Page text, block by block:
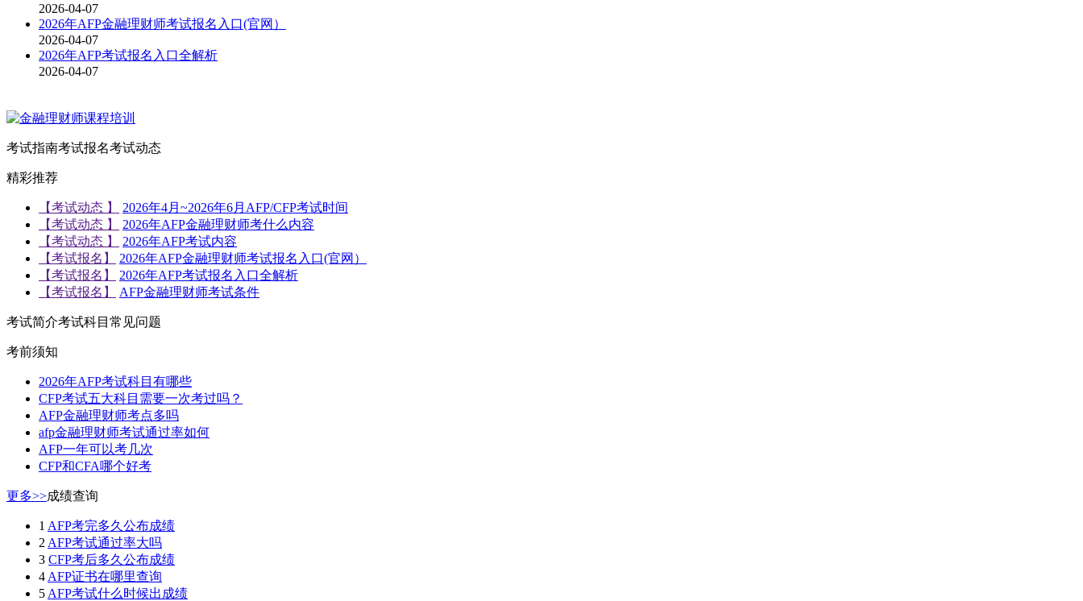
2026-04-07
2026年AFP金融理财师考试报名入口(官网）
2026-04-07
2026年AFP考试报名入口全解析
2026-04-07
考试指南考试报名考试动态
精彩推荐
【考试动态 】
2026年4月~2026年6月AFP/CFP考试时间
【考试动态 】
2026年AFP金融理财师考什么内容
【考试动态 】
2026年AFP考试内容
【考试报名】
2026年AFP金融理财师考试报名入口(官网）
【考试报名】
2026年AFP考试报名入口全解析
【考试报名】
AFP金融理财师考试条件
考试简介考试科目 常见问题
考前须知
2026年AFP考试科目有哪些
CFP考试五大科目需要一次考过吗？
AFP金融理财师考点多吗
afp金融理财师考试通过率如何
AFP一年可以考几次
CFP和CFA哪个好考
更多>>成绩查询
1 AFP考完多久公布成绩
2 AFP考试通过率大吗
3 CFP考后多久公布成绩
4 AFP证书在哪里查询
5 AFP考试什么时候出成绩